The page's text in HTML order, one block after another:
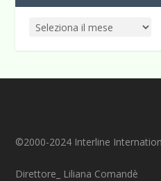
©2000-2024 Interline
Direttore_ Liliana Comandè